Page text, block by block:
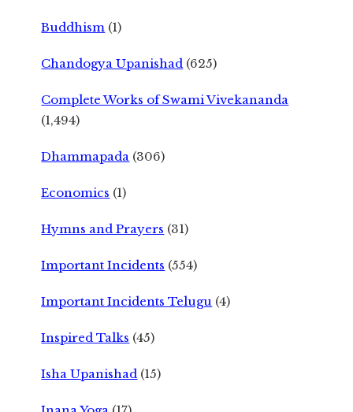
Buddhism (1)
Chandogya Upanishad (625)
Complete Works of Swami Vivekananda
(1,494)
Dhammapada (306)
Economics (1)
Hymns and Prayers (31)
Important Incidents (554)
Important Incidents Telugu (4)
Inspired Talks (45)
Isha Upanishad (15)